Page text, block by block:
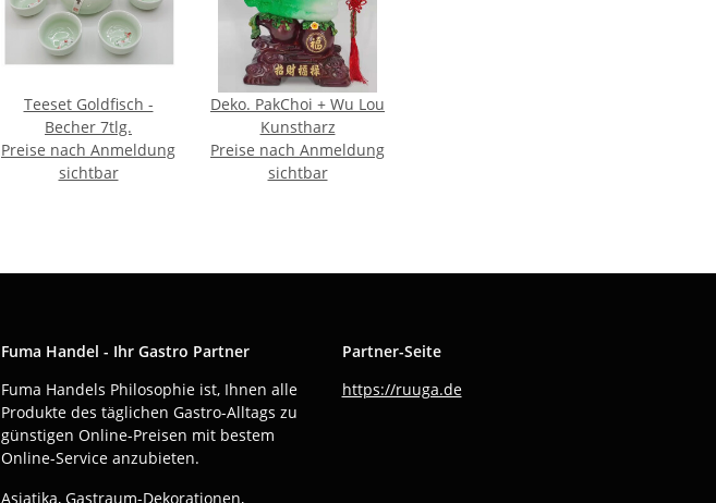
Teeset Goldfisch -
Becher 7tlg.
Preise nach Anmeldung
sichtbar
Deko. PakChoi + Wu Lou
Kunstharz
Preise nach Anmeldung
sichtbar
Fuma Handel - Ihr Gastro Partner
Fuma Handels Philosophie ist, Ihnen alle
Produkte des täglichen Gastro-Alltags zu
günstigen Online-Preisen mit bestem
Online-Service anzubieten.
Asiatika, Gastraum-Dekorationen,
Partner-Seite
https://ruuga.de